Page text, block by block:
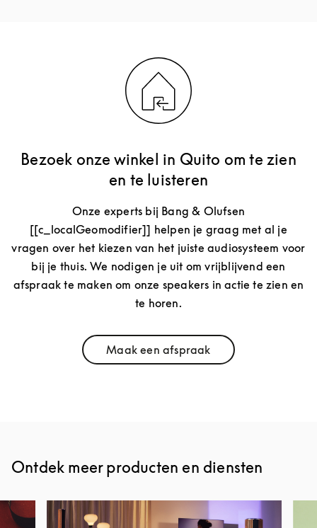
Bezoek onze winkel in Quito om te zien
en te luisteren
Onze experts bij Bang & Olufsen
[[c_localGeomodifier]] helpen je graag met al je
vragen over het kiezen van het juiste audiosysteem voor
bij je thuis. We nodigen je uit om vrijblijvend een
afspraak te maken om onze speakers in actie te zien en
te horen.
Maak een afspraakLink Opens in New Tab
Ontdek meer producten en diensten